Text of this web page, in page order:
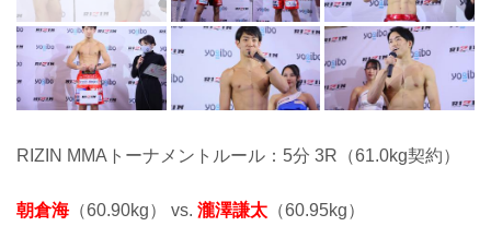
RIZIN MMAトーナメントルール：5分 3R（61.0kg契約）
朝倉海（60.90kg） vs. 瀧澤謙太 （60.95kg）